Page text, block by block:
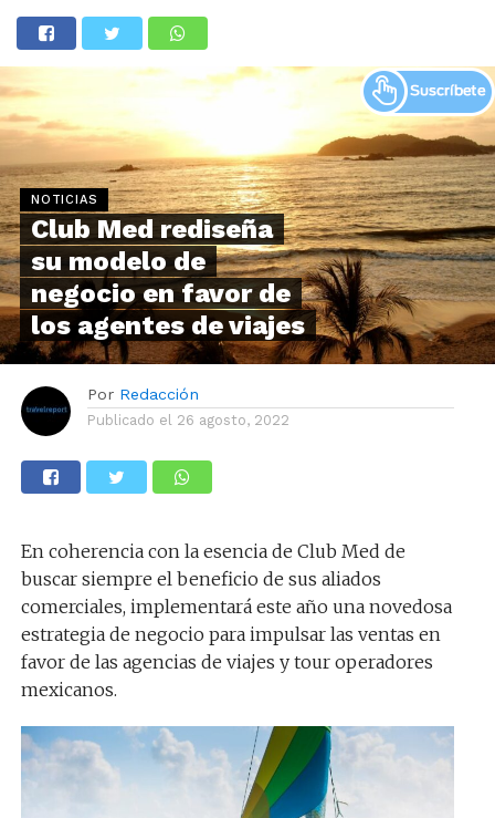
NOTICIAS
Club Med rediseña
su modelo de
negocio en favor de
los agentes de viajes
Por Redacción
Publicado el 26 agosto, 2022
En coherencia con la esencia de Club Med de
buscar siempre el beneficio de sus aliados
comerciales, implementará este año una novedosa
estrategia de negocio para impulsar las ventas en
favor de las agencias de viajes y tour operadores
mexicanos.